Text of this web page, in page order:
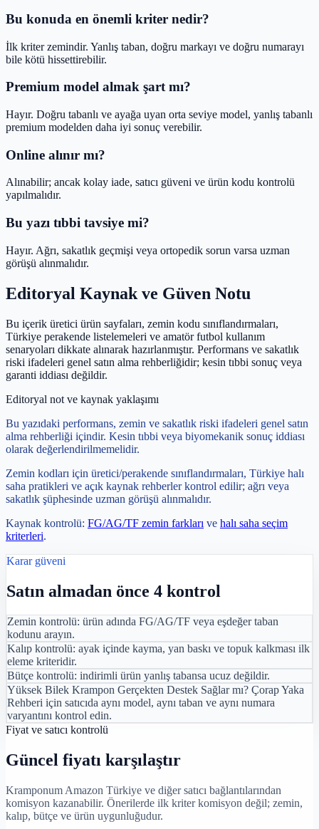
Bu konuda en önemli kriter nedir?
İlk kriter zemindir. Yanlış taban, doğru markayı ve doğru numarayı
bile kötü hissettirebilir.
Premium model almak şart mı?
Hayır. Doğru tabanlı ve ayağa uyan orta seviye model, yanlış tabanlı
premium modelden daha iyi sonuç verebilir.
Online alınır mı?
Alınabilir; ancak kolay iade, satıcı güveni ve ürün kodu kontrolü
yapılmalıdır.
Bu yazı tıbbi tavsiye mi?
Hayır. Ağrı, sakatlık geçmişi veya ortopedik sorun varsa uzman
görüşü alınmalıdır.
Editoryal Kaynak ve Güven Notu
Bu içerik üretici ürün sayfaları, zemin kodu sınıflandırmaları,
Türkiye perakende listelemeleri ve amatör futbol kullanım
senaryoları dikkate alınarak hazırlanmıştır. Performans ve sakatlık
riski ifadeleri genel satın alma rehberliğidir; kesin tıbbi sonuç veya
garanti iddiası değildir.
Editoryal not ve kaynak yaklaşımı
Bu yazıdaki performans, zemin ve sakatlık riski ifadeleri genel satın
alma rehberliği içindir. Kesin tıbbi veya biyomekanik sonuç iddiası
olarak değerlendirilmemelidir.
Zemin kodları için üretici/perakende sınıflandırmaları, Türkiye halı
saha pratikleri ve açık kaynak rehberler kontrol edilir; ağrı veya
sakatlık şüphesinde uzman görüşü alınmalıdır.
Kaynak kontrolü: FG/AG/TF zemin farkları ve halı saha seçim
kriterleri.
Karar güveni
Satın almadan önce 4 kontrol
Zemin kontrolü: ürün adında FG/AG/TF veya eşdeğer taban
kodunu arayın.
Kalıp kontrolü: ayak içinde kayma, yan baskı ve topuk kalkması ilk
eleme kriteridir.
Bütçe kontrolü: indirimli ürün yanlış tabansa ucuz değildir.
Yüksek Bilek Krampon Gerçekten Destek Sağlar mı? Çorap Yaka
Rehberi için satıcıda aynı model, aynı taban ve aynı numara
varyantını kontrol edin.
Fiyat ve satıcı kontrolü
Güncel fiyatı karşılaştır
Kramponum Amazon Türkiye ve diğer satıcı bağlantılarından
komisyon kazanabilir. Önerilerde ilk kriter komisyon değil; zemin,
kalıp, bütçe ve ürün uygunluğudur.